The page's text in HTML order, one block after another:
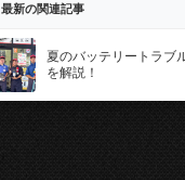
2026 SHIRAISHI Corporation.
Select Language
▼
最新の関連記事
夏のバッテリートラブ
を解説！